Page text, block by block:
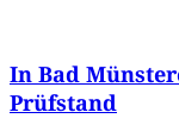
In Bad
Prüfstand